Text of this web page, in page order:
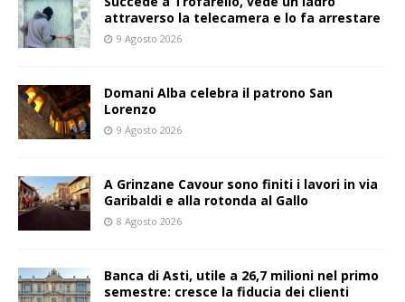
attraverso la telecamera e lo fa arrestare
9 Agosto 2026
Domani Alba celebra il patrono San
Lorenzo
9 Agosto 2026
A Grinzane Cavour sono finiti i lavori in via
Garibaldi e alla rotonda al Gallo
8 Agosto 2026
Banca di Asti, utile a 26,7 milioni nel primo
semestre: cresce la fiducia dei clienti